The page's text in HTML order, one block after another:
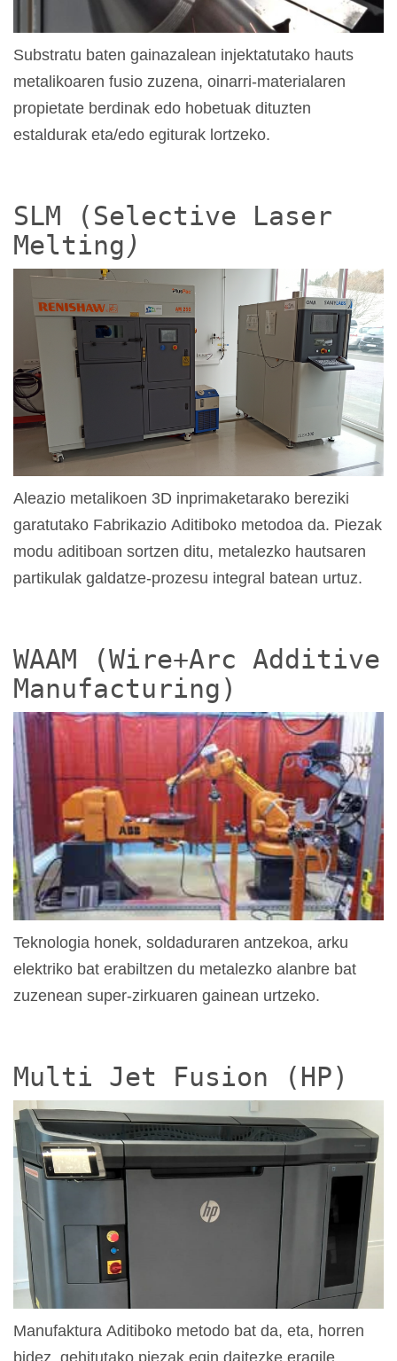
Substratu baten gainazalean injektatutako hauts
metalikoaren fusio zuzena, oinarri-materialaren
propietate berdinak edo hobetuak dituzten
estaldurak eta/edo egiturak lortzeko.
SLM (Selective Laser
Melting )
Aleazio metalikoen 3D inprimaketarako bereziki
garatutako Fabrikazio Aditiboko metodoa da. Piezak
modu aditiboan sortzen ditu, metalezko hautsaren
partikulak galdatze-prozesu integral batean urtuz.
WAAM (Wire+Arc Additive
Manufacturing)
Teknologia honek, soldaduraren antzekoa, arku
elektriko bat erabiltzen du metalezko alanbre bat
zuzenean super-zirkuaren gainean urtzeko.
Multi Jet Fusion (HP)
Manufaktura Aditiboko metodo bat da, eta, horren
bidez, gehitutako piezak egin daitezke eragile